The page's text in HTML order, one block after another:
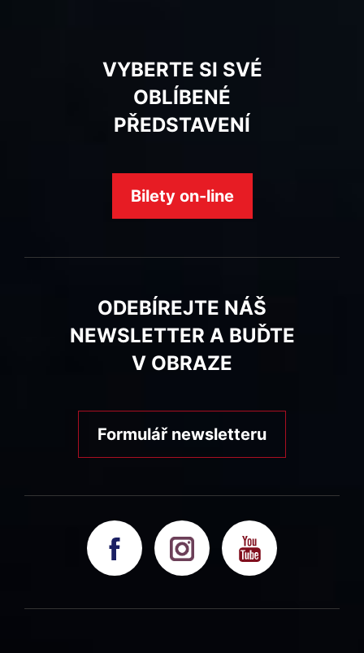
VYBERTE SI SVÉ
OBLÍBENÉ
PŘEDSTAVENÍ
Bilety on-line
ODEBÍREJTE NÁŠ
NEWSLETTER A BUĎTE
V OBRAZE
Formulář newsletteru